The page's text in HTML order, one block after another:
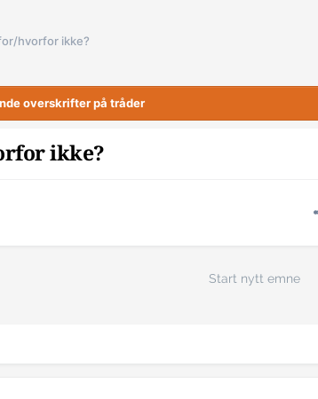
hvorfor ikke?
overskrifter på tråder
ikke?
Start nytt emne